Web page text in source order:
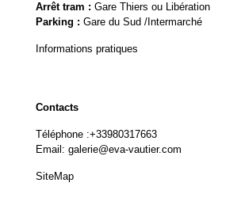
Arrêt tram : Gare Thiers ou Libération
Parking : Gare du Sud /Intermarché
Informations pratiques
Contacts
Téléphone :+33980317663
Email: galerie@eva-vautier.com
SiteMap